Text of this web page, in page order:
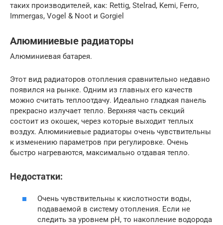
таких производителей, как: Rettig, Stelrad, Kemi, Ferro,
Immergas, Vogel & Noot и Gorgiel
Алюминиевые радиаторы
Алюминиевая батарея.
Этот вид радиаторов отопления сравнительно недавно
появился на рынке. Одним из главных его качеств
можно считать теплоотдачу. Идеально гладкая панель
прекрасно излучает тепло. Верхняя часть секций
состоит из окошек, через которые выходит теплых
воздух. Алюминиевые радиаторы очень чувствительны
к изменению параметров при регулировке. Очень
быстро нагреваются, максимально отдавая тепло.
Недостатки:
Очень чувствительны к кислотности воды,
подаваемой в систему отопления. Если не
следить за уровнем рН, то накопление водорода